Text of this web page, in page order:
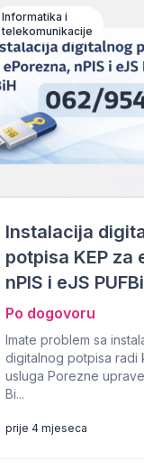
Informatika i
telekomunikacije
Instalacija
potpisa KEP za
nPIS i eJS
Po dogovoru
Imate problem sa
digitalnog potpisa radi
usluga Porezne
Bi...
prije 4 mjeseca